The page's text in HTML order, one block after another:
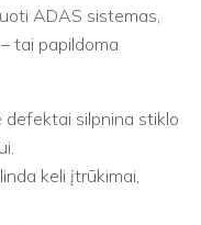
ADAS sistemas,
tai papildoma
defektai silpnina stiklo
keli įtrūkimai,